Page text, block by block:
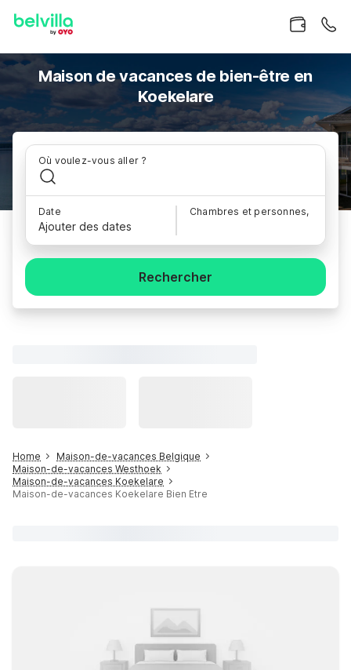
Maison de vacances de bien-être en
Koekelare
Où voulez-vous aller ?
Date
Ajouter des dates
Chambres et personnes,
Rechercher
Home
Maison-de-vacances Belgique
Maison-de-vacances Westhoek
Maison-de-vacances Koekelare
Maison-de-vacances Koekelare Bien Etre